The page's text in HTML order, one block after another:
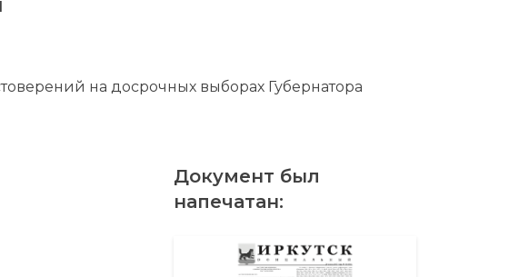
на досрочных выборах Губернатора
Документ был
напечатан: